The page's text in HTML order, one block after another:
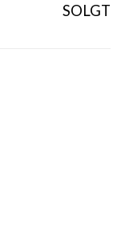
SOLGT